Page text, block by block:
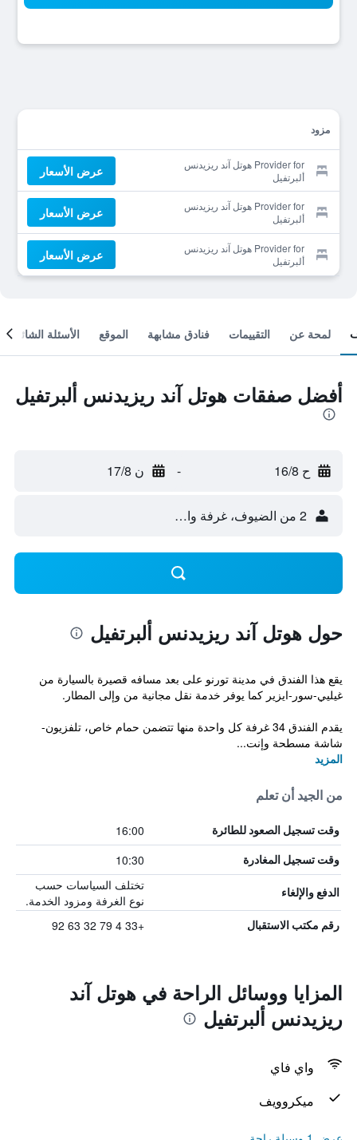
مزود
Provider for هوتل آند ريزيدنس
ألبرتفيل
عرض الأسعار
Provider for هوتل آند ريزيدنس
ألبرتفيل
عرض الأسعار
Provider for هوتل آند ريزيدنس
ألبرتفيل
عرض الأسعار
لمحة عن التقييمات فنادق مشابهة الموقع الأسئلة الشائعة
أفضل صفقات هوتل آند ريزيدنس ألبرتفيل
ح 16/8 - ن 17/8
2 من الضيوف، غرفة واحدة
حول هوتل آند ريزيدنس ألبرتفيل
يقع هذا الفندق في مدينة تورنو على بعد مسافه قصيرة بالسيارة من
غيليي-سور-ايزير كما يوفر خدمة نقل مجانية من وإلى المطار.
يقدم الفندق 34 غرفة كل واحدة منها تتضمن حمام خاص، تلفزيون-
شاشة مسطحة وإنت...
المزيد
من الجيد أن تعلم
وقت تسجيل الصعود للطائرة 16:00
وقت تسجيل المغادرة 10:30
الدفع والإلغاء
تختلف السياسات حسب
نوع الغرفة ومزود الخدمة.
رقم مكتب الاستقبال +33 4 79 32 63 92
المزايا ووسائل الراحة في هوتل آند
ريزيدنس ألبرتفيل
واي فاي
ميكروويف